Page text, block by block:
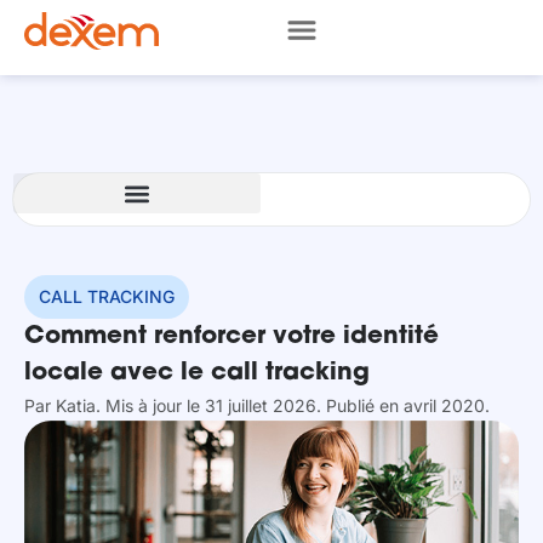
CALL TRACKING
Comment renforcer votre identité
locale avec le call tracking
Par Katia. Mis à jour le 31 juillet 2026. Publié en avril 2020.